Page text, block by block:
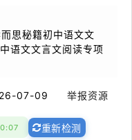
思秘籍初中语文文
语文文言文阅读专项
07-09 举报资源
重新检测